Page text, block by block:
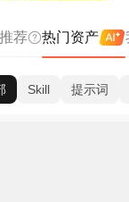
荐 热门资产
Skill 提示词